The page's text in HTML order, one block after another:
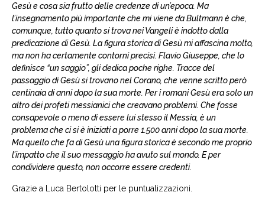
Gesù e cosa sia frutto delle credenze di un’epoca. Ma
l’insegnamento più importante che mi viene da Bultmann è che,
comunque, tutto quanto si trova nei Vangeli è indotto dalla
predicazione di Gesù. La figura storica di Gesù mi affascina molto,
ma non ha certamente contorni precisi. Flavio Giuseppe, che lo
definisce “un saggio”, gli dedica poche righe. Tracce del
passaggio di Gesù si trovano nel Corano, che venne scritto però
centinaia di anni dopo la sua morte. Per i romani Gesù era solo un
altro dei profeti messianici che creavano problemi. Che fosse
consapevole o meno di essere lui stesso il Messia, è un
problema che ci si è iniziati a porre 1.500 anni dopo la sua morte.
Ma quello che fa di Gesù una figura storica è secondo me proprio
l’impatto che il suo messaggio ha avuto sul mondo. E per
condividere questo, non occorre essere credenti.
Grazie a Luca Bertolotti per le puntualizzazioni.